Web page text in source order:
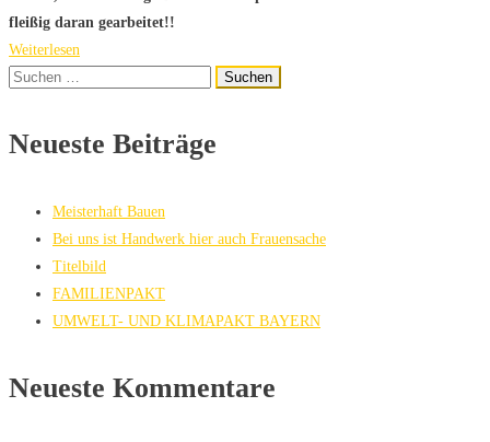
fleißig daran gearbeitet!!
Weiterlesen
Suchen
Neueste Beiträge
Meisterhaft Bauen
Bei uns ist Handwerk hier auch Frauensache
Titelbild
FAMILIENPAKT
UMWELT- UND KLIMAPAKT BAYERN
Neueste Kommentare